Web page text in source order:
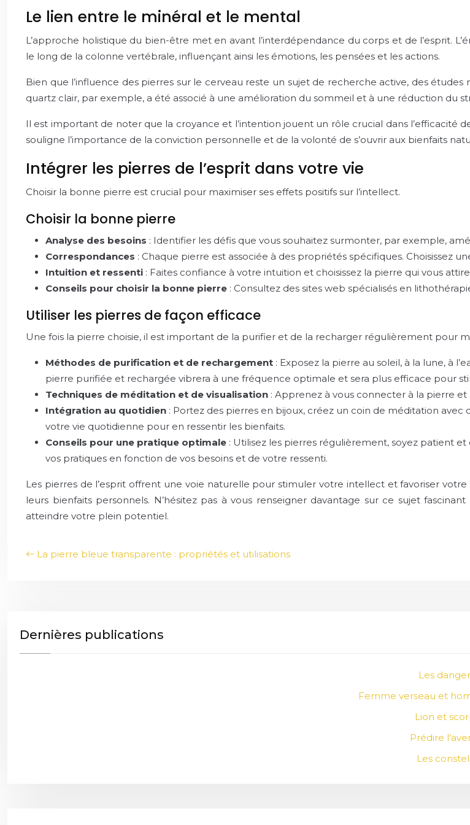
Le lien entre le minéral et le mental
L’approche holistique du bien-être met en avant l’interdépendance du corps et de l’esprit.
le long de la colonne vertébrale, influençant ainsi les émotions, les pensées et les actions.
Bien que l’influence des pierres sur le cerveau reste un sujet de recherche active, des
quartz clair, par exemple, a été associé à une amélioration du sommeil et à une réduction du
Il est important de noter que la croyance et l’intention jouent un rôle crucial dans l’efficacité
souligne l’importance de la conviction personnelle et de la volonté de s’ouvrir aux bienfaits
Intégrer les pierres de l’esprit dans votre vie
Choisir la bonne pierre est crucial pour maximiser ses effets positifs sur l’intellect.
Choisir la bonne pierre
Analyse des besoins : Identifier les défis que vous souhaitez surmonter, par exemple,
Correspondances : Chaque pierre est associée à des propriétés spécifiques. Choisissez
Intuition et ressenti : Faites confiance à votre intuition et choisissez la pierre qui vous
Conseils pour choisir la bonne pierre : Consultez des sites web spécialisés en
Utiliser les pierres de façon efficace
Une fois la pierre choisie, il est important de la purifier et de la recharger régulièrement pour
Méthodes de purification et de rechargement : Exposez la pierre au soleil, à la lune, à
pierre purifiée et rechargée vibrera à une fréquence optimale et sera plus efficace pour
Techniques de méditation et de visualisation : Apprenez à vous connecter à la pierre
Intégration au quotidien : Portez des pierres en bijoux, créez un coin de méditation
votre vie quotidienne pour en ressentir les bienfaits.
Conseils pour une pratique optimale : Utilisez les pierres régulièrement, soyez patient
vos pratiques en fonction de vos besoins et de votre ressenti.
Les pierres de l’esprit offrent une voie naturelle pour stimuler votre intellect et favoriser
leurs bienfaits personnels. N’hésitez pas à vous renseigner davantage sur ce sujet
atteindre votre plein potentiel.
La pierre bleue transparente : propriétés et utilisations
Dernières publications
Les
Femme verseau et
Lion et
Prédire
Les